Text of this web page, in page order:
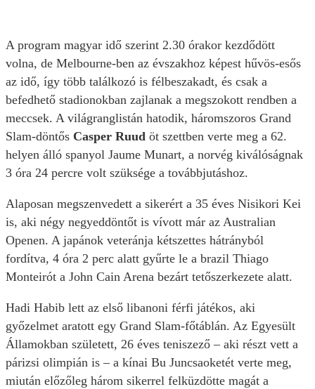
A program magyar idő szerint 2.30 órakor kezdődött
volna, de Melbourne-ben az évszakhoz képest hűvös-esős
az idő, így több találkozó is félbeszakadt, és csak a
befedhető stadionokban zajlanak a megszokott rendben a
meccsek. A világranglistán hatodik, háromszoros Grand
Slam-döntős Casper Ruud öt szettben verte meg a 62.
helyen álló spanyol Jaume Munart, a norvég kiválóságnak
3 óra 24 percre volt szüksége a továbbjutáshoz.
Alaposan megszenvedett a sikerért a 35 éves Nisikori Kei
is, aki négy negyeddöntőt is vívott már az Australian
Openen. A japánok veteránja kétszettes hátrányból
fordítva, 4 óra 2 perc alatt gyűrte le a brazil Thiago
Monteirót a John Cain Arena bezárt tetőszerkezete alatt.
Hadi Habib lett az első libanoni férfi játékos, aki
győzelmet aratott egy Grand Slam-főtáblán. Az Egyesült
Államokban született, 26 éves teniszező – aki részt vett a
párizsi olimpián is – a kínai Bu Juncsaoketét verte meg,
miután előzőleg három sikerrel felküzdötte magát a